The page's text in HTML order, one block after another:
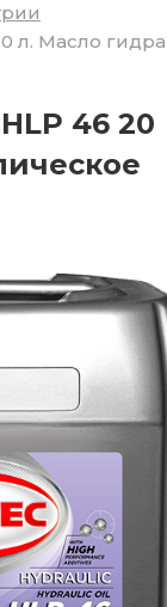
л. Масло
46 20